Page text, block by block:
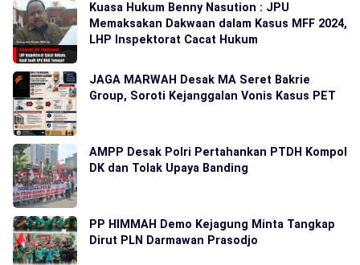
Kuasa Hukum Benny Nasution : JPU
Memaksakan Dakwaan dalam Kasus MFF 2024,
LHP Inspektorat Cacat Hukum
JAGA MARWAH Desak MA Seret Bakrie
Group, Soroti Kejanggalan Vonis Kasus PET
AMPP Desak Polri Pertahankan PTDH Kompol
DK dan Tolak Upaya Banding
PP HIMMAH Demo Kejagung Minta Tangkap
Dirut PLN Darmawan Prasodjo